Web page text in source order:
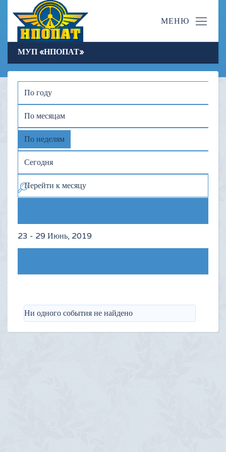
МУП «НПОПАТ»
По году
По месяцам
По неделям
Сегодня
Перейти к месяцу
23 - 29 Июнь, 2019
Ни одного события не найдено